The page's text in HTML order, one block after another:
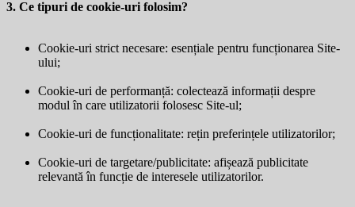
3. Ce tipuri de cookie-uri folosim?
Cookie-uri strict necesare: esențiale pentru funcționarea Site-
ului;
Cookie-uri de performanță: colectează informații despre
modul în care utilizatorii folosesc Site-ul;
Cookie-uri de funcționalitate: rețin preferințele utilizatorilor;
Cookie-uri de targetare/publicitate: afișează publicitate
relevantă în funcție de interesele utilizatorilor.